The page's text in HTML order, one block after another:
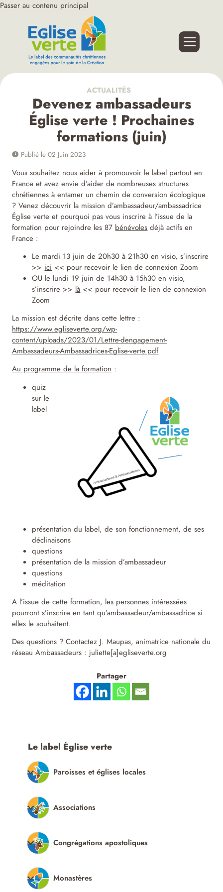
Passer au contenu principal
Le label Église verte
Paroisses et églises locales
Associations
Congrégations apostoliques
Monastères
ACTUALITÉS
Devenez ambassadeurs
Église verte ! Prochaines
formations (juin)
Publié le 02 Juin 2023
Vous souhaitez nous aider à promouvoir le label partout en
France et avez envie d’aider de nombreuses structures
chrétiennes à entamer un chemin de conversion écologique
? Venez découvrir la mission d’ambassadeur/ambassadrice
Église verte et pourquoi pas vous inscrire à l’issue de la
formation pour rejoindre les 87 bénévoles déjà actifs en
France :
Le mardi 13 juin de 20h30 à 21h30 en visio, s’inscrire
>>ici<< pour recevoir le lien de connexion Zoom
OU le lundi 19 juin de 14h30 à 15h30 en visio,
s’inscrire >>là<< pour recevoir le lien de connexion
Zoom
La mission est décrite dans cette lettre :
https://www.egliseverte.org/wp-
content/uploads/2023/01/Lettre-dengagement-
Ambassadeurs-Ambassadrices-Eglise-verte.pdf
Au programme de la formation :
quiz
sur le
label
présentation du label, de son fonctionnement, de ses
déclinaisons
questions
présentation de la mission d’ambassadeur
questions
méditation
A l’issue de cette formation, les personnes intéressées
pourront s’inscrire en tant qu’ambassadeur/ambassadrice si
elles le souhaitent.
Des questions ? Contactez J. Maupas, animatrice nationale du
réseau Ambassadeurs : juliette[a]egliseverte.org
Partager